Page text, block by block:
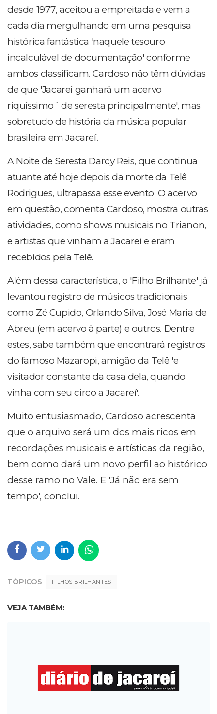
desde 1977, aceitou a empreitada e vem a
cada dia mergulhando em uma pesquisa
histórica fantástica 'naquele tesouro
incalculável de documentação' conforme
ambos classificam. Cardoso não têm dúvidas
de que 'Jacareí ganhará um acervo
riquíssimo´ de seresta principalmente', mas
sobretudo de história da música popular
brasileira em Jacareí.
A Noite de Seresta Darcy Reis, que continua
atuante até hoje depois da morte da Telê
Rodrigues, ultrapassa esse evento. O acervo
em questão, comenta Cardoso, mostra outras
atividades, como shows musicais no Trianon,
e artistas que vinham a Jacareí e eram
recebidos pela Telê.
Além dessa característica, o 'Filho Brilhante' já
levantou registro de músicos tradicionais
como Zé Cupido, Orlando Silva, José Maria de
Abreu (em acervo à parte) e outros. Dentre
estes, sabe também que encontrará registros
do famoso Mazaropi, amigão da Telê 'e
visitador constante da casa dela, quando
vinha com seu circo a Jacareí'.
Muito entusiasmado, Cardoso acrescenta
que o arquivo será um dos mais ricos em
recordações musicais e artísticas da região,
bem como dará um novo perfil ao histórico
desse ramo no Vale. E 'Já não era sem
tempo', conclui.
TÓPICOS FILHOS BRILHANTES
VEJA TAMBÉM: